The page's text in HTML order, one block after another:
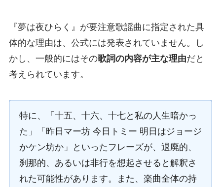
『夢は夜ひらく』が要注意歌謡曲に指定された具
体的な理由は、公式には発表されていません。し
かし、一般的にはその歌詞の内容が主な理由だと
考えられています。
特に、「十五、十六、十七と私の人生暗かっ
た」「昨日マー坊 今日トミー 明日はジョージ
かケン坊か」といったフレーズが、退廃的、
刹那的、あるいは非行を想起させると解釈さ
れた可能性があります。また、楽曲全体の持